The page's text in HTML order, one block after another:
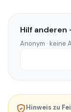
Hilf anderen
Anonym · keine
Hinweis zu